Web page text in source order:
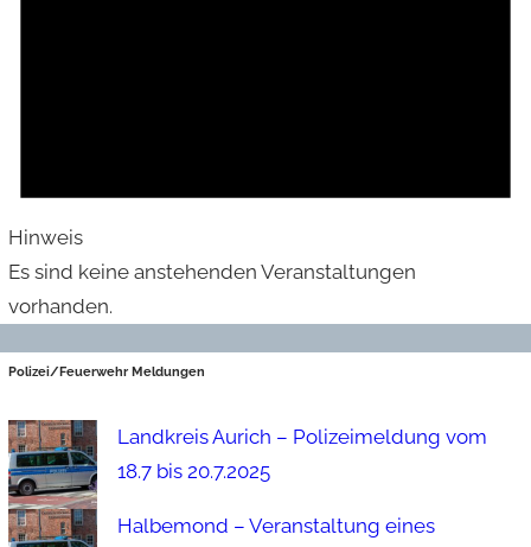
Hinweis
Es sind keine anstehenden Veranstaltungen
vorhanden.
Polizei/Feuerwehr Meldungen
Landkreis Aurich – Polizeimeldung vom
18.7 bis 20.7.2025
Halbemond – Veranstaltung eines